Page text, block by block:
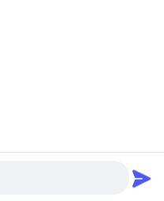
reservados.